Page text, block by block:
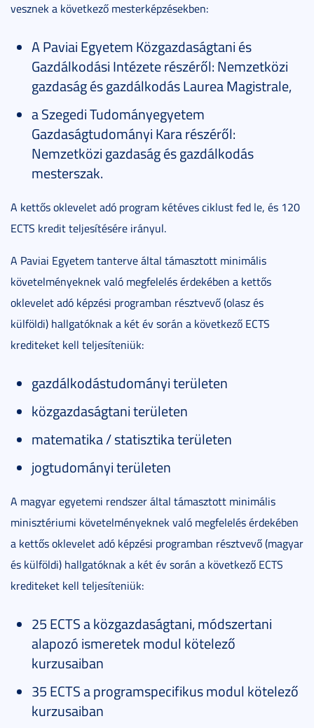
vesznek a következő mesterképzésekben:
A Paviai Egyetem Közgazdaságtani és
Gazdálkodási Intézete részéről: Nemzetközi
gazdaság és gazdálkodás Laurea Magistrale,
a Szegedi Tudományegyetem
Gazdaságtudományi Kara részéről:
Nemzetközi gazdaság és gazdálkodás
mesterszak.
A kettős oklevelet adó program kétéves ciklust fed le, és 120
ECTS kredit teljesítésére irányul.
A Paviai Egyetem tanterve által támasztott minimális
követelményeknek való megfelelés érdekében a kettős
oklevelet adó képzési programban résztvevő (olasz és
külföldi) hallgatóknak a két év során a következő ECTS
krediteket kell teljesíteniük:
gazdálkodástudományi területen
közgazdaságtani területen
matematika / statisztika területen
jogtudományi területen
A magyar egyetemi rendszer által támasztott minimális
minisztériumi követelményeknek való megfelelés érdekében
a kettős oklevelet adó képzési programban résztvevő (magyar
és külföldi) hallgatóknak a két év során a következő ECTS
krediteket kell teljesíteniük:
25 ECTS a közgazdaságtani, módszertani
alapozó ismeretek modul kötelező
kurzusaiban
35 ECTS a programspecifikus modul kötelező
kurzusaiban